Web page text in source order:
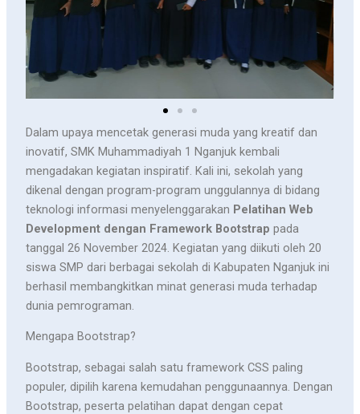
Dalam upaya mencetak generasi muda yang kreatif dan
inovatif, SMK Muhammadiyah 1 Nganjuk kembali
mengadakan kegiatan inspiratif. Kali ini, sekolah yang
dikenal dengan program-program unggulannya di bidang
teknologi informasi menyelenggarakan Pelatihan Web
Development dengan Framework Bootstrap pada
tanggal 26 November 2024. Kegiatan yang diikuti oleh 20
siswa SMP dari berbagai sekolah di Kabupaten Nganjuk ini
berhasil membangkitkan minat generasi muda terhadap
dunia pemrograman.
Mengapa Bootstrap?
Bootstrap, sebagai salah satu framework CSS paling
populer, dipilih karena kemudahan penggunaannya. Dengan
Bootstrap, peserta pelatihan dapat dengan cepat